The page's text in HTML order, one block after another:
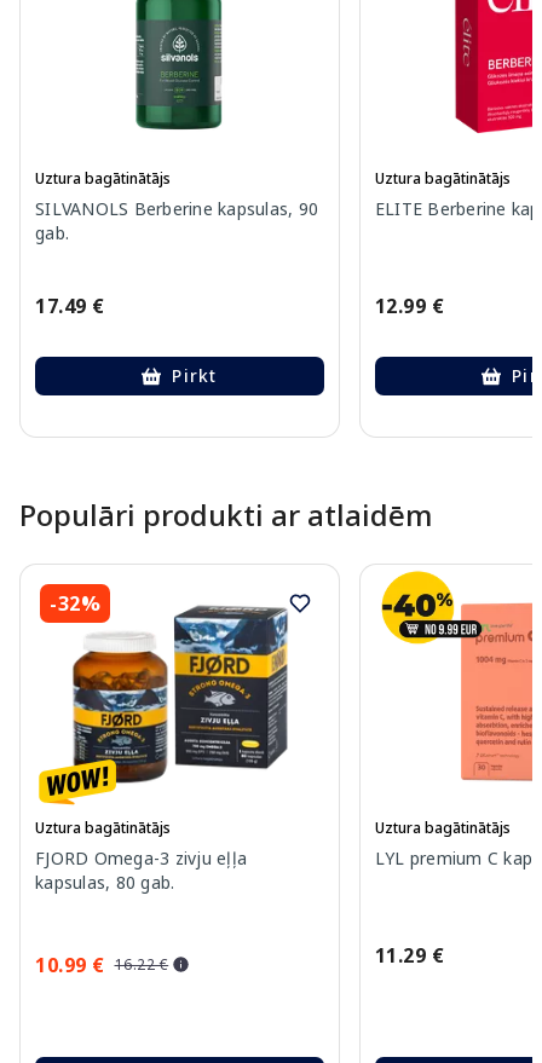
Uztura bagātinātājs
SILVANOLS Berberine kapsulas, 90
gab.
17.49 €
Pirkt
Uztura bagātinātājs
ELITE Berberine
12.99 €
Populāri produkti ar atlaidēm
-32%
Uztura bagātinātājs
FJORD Omega-3 zivju eļļa
kapsulas, 80 gab.
10.99 € 16.22 €
Uztura bagātinātājs
LYL premium C
11.29 €